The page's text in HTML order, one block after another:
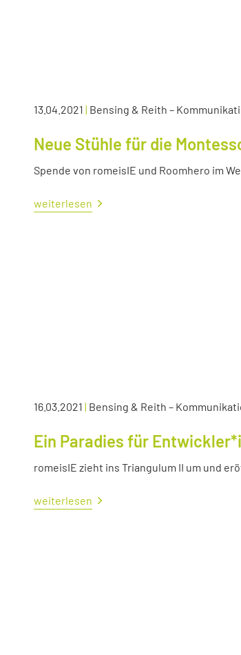
13.04.2021 | Bensing & Reith –
Neue Stühle für die
Spende von romeisIE und Roomhero im
weiterlesen
16.03.2021 | Bensing & Reith –
Ein Paradies für
romeisIE zieht ins Triangulum II um und
weiterlesen